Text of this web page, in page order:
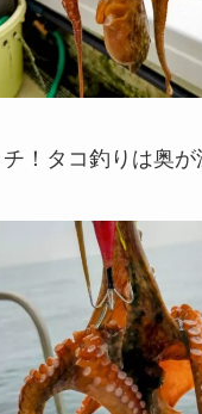
！タコ釣りは奥が